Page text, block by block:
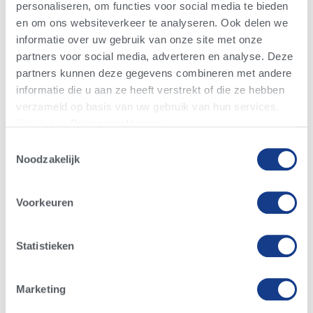
personaliseren, om functies voor social media te bieden
en om ons websiteverkeer te analyseren. Ook delen we
informatie over uw gebruik van onze site met onze
partners voor social media, adverteren en analyse. Deze
partners kunnen deze gegevens combineren met andere
informatie die u aan ze heeft verstrekt of die ze hebben
verzameld op basis van uw gebruik van hun services.
Noodzakelijk
Voorkeuren
Statistieken
Marketing
Kennis en nieuws